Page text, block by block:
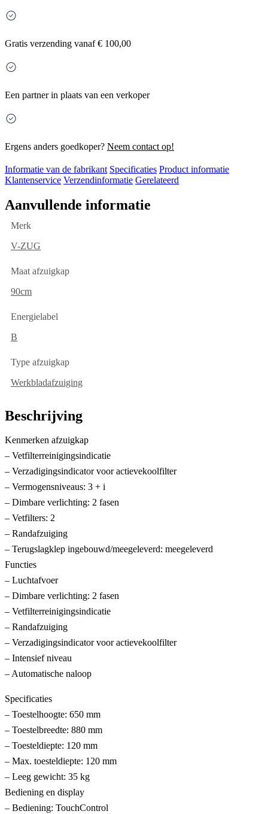
Gratis verzending vanaf € 100,00
Een partner in plaats van een verkoper
Ergens anders goedkoper? Neem contact op!
Informatie van de fabrikant Specificaties Product informatie
Klantenservice Verzendinformatie Gerelateerd
Aanvullende informatie
Merk
V-ZUG
Maat afzuigkap
90cm
Energielabel
B
Type afzuigkap
Werkbladafzuiging
Beschrijving
Kenmerken afzuigkap
– Vetfilterreinigingsindicatie
– Verzadigingsindicator voor actievekoolfilter
– Vermogensniveaus: 3 + i
– Dimbare verlichting: 2 fasen
– Vetfilters: 2
– Randafzuiging
– Terugslagklep ingebouwd/meegeleverd: meegeleverd
Functies
– Luchtafvoer
– Dimbare verlichting: 2 fasen
– Vetfilterreinigingsindicatie
– Randafzuiging
– Verzadigingsindicator voor actievekoolfilter
– Intensief niveau
– Automatische naloop
Specificaties
– Toestelhoogte: 650 mm
– Toestelbreedte: 880 mm
– Toesteldiepte: 120 mm
– Max. toesteldiepte: 120 mm
– Leeg gewicht: 35 kg
Bediening en display
– Bediening: TouchControl